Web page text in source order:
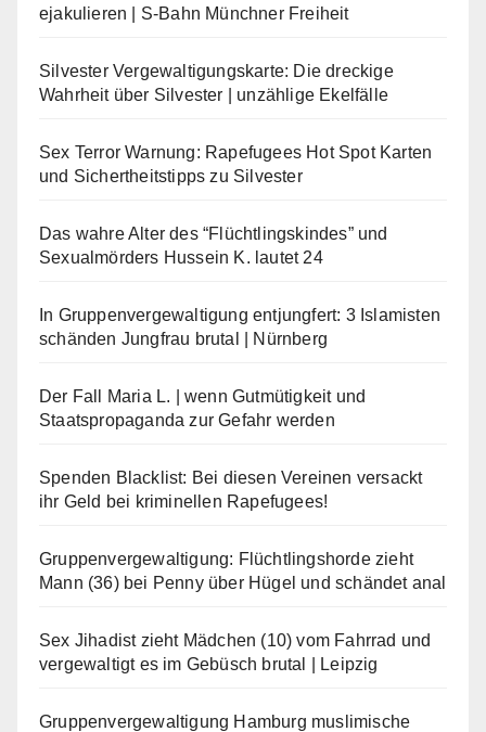
ejakulieren | S-Bahn Münchner Freiheit
Silvester Vergewaltigungskarte: Die dreckige
Wahrheit über Silvester | unzählige Ekelfälle
Sex Terror Warnung: Rapefugees Hot Spot Karten
und Sichertheitstipps zu Silvester
Das wahre Alter des “Flüchtlingskindes” und
Sexualmörders Hussein K. lautet 24
In Gruppenvergewaltigung entjungfert: 3 Islamisten
schänden Jungfrau brutal | Nürnberg
Der Fall Maria L. | wenn Gutmütigkeit und
Staatspropaganda zur Gefahr werden
Spenden Blacklist: Bei diesen Vereinen versackt
ihr Geld bei kriminellen Rapefugees!
Gruppenvergewaltigung: Flüchtlingshorde zieht
Mann (36) bei Penny über Hügel und schändet anal
Sex Jihadist zieht Mädchen (10) vom Fahrrad und
vergewaltigt es im Gebüsch brutal | Leipzig
Gruppenvergewaltigung Hamburg muslimische